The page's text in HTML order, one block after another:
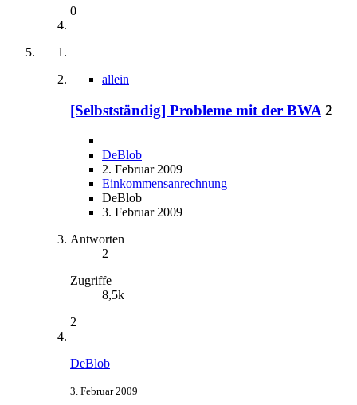
0
allein
[Selbstständig] Probleme mit der BWA 2
DeBlob
2. Februar 2009
Einkommensanrechnung
DeBlob
3. Februar 2009
Antworten
2
Zugriffe
8,5k
2
DeBlob
3. Februar 2009